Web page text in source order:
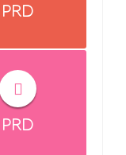
PRD
PRD